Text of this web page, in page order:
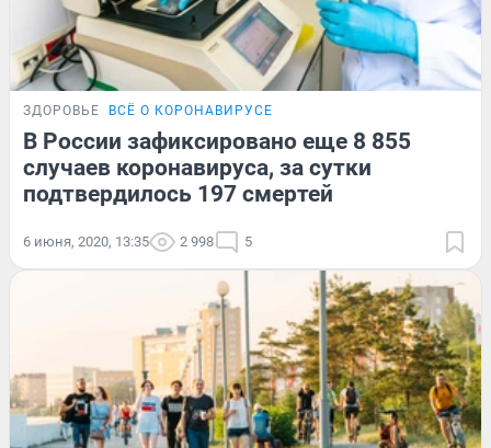
ЗДОРОВЬЕ ВСЁ О КОРОНАВИРУСЕ
В России зафиксировано еще 8 855
случаев коронавируса, за сутки
подтвердилось 197 смертей
6 июня, 2020, 13:35 2 998 5